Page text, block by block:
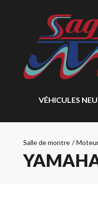
VÉHICULES
Salle de montre /